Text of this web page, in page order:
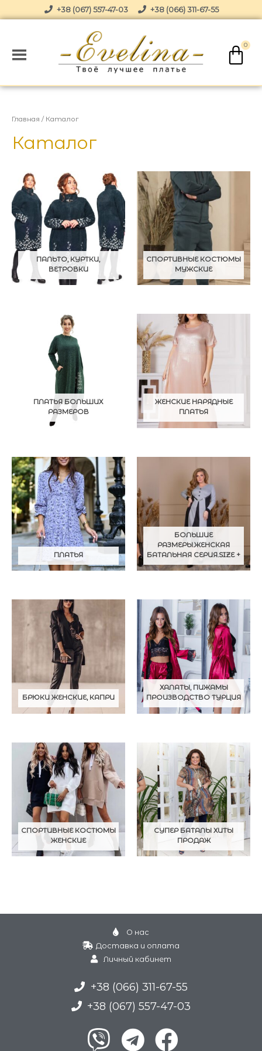
+38 (067) 557-47-03 +38 (066) 311-67-55
Главная / Каталог
Каталог
ПАЛЬТО, КУРТКИ,
ВЕТРОВКИ
СПОРТИВНЫЕ КОСТЮМЫ
МУЖСКИЕ
ПЛАТЬЯ БОЛЬШИХ
РАЗМЕРОВ
ЖЕНСКИЕ НАРЯДНЫЕ
ПЛАТЬЯ
ПЛАТЬЯ
БОЛЬШИЕ
РАЗМЕРЫ.ЖЕНСКАЯ
БАТАЛЬНАЯ СЕРИЯ.SIZE +
БРЮКИ ЖЕНСКИЕ, КАПРИ
ХАЛАТЫ, ПИЖАМЫ
ПРОИЗВОДСТВО ТУРЦИЯ
СПОРТИВНЫЕ КОСТЮМЫ
ЖЕНСКИЕ
СУПЕР БАТАЛЫ ХИТЫ
ПРОДАЖ
О нас
Доставка и оплата
Личный кабинет
+38 (066) 311-67-55
+38 (067) 557-47-03